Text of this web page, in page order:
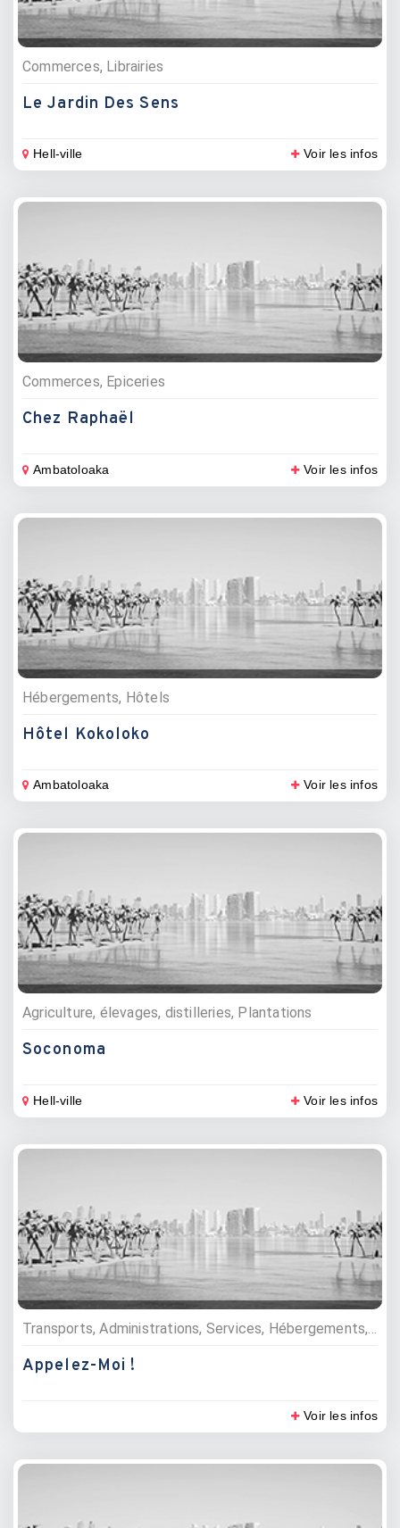
Commerces, Librairies
Le Jardin Des Sens
Hell-ville Voir les infos
Commerces, Epiceries
Chez Raphaël
Ambatoloaka Voir les infos
Hébergements, Hôtels
Hôtel Kokoloko
Ambatoloaka Voir les infos
Agriculture, élevages, distilleries, Plantations
Soconoma
Hell-ville Voir les infos
Appelez-Moi !
Voir les infos